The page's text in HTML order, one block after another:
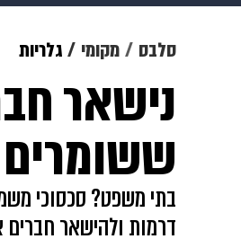
מוזיקה סלבס מקומי גלריות
נישאר
בתי משפט? סכסוכי
דרמות ולהישאר